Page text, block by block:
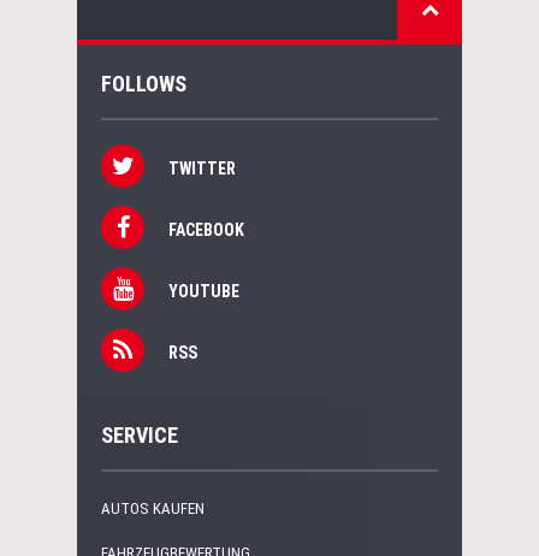
FOLLOWS
TWITTER
FACEBOOK
YOUTUBE
RSS
SERVICE
AUTOS KAUFEN